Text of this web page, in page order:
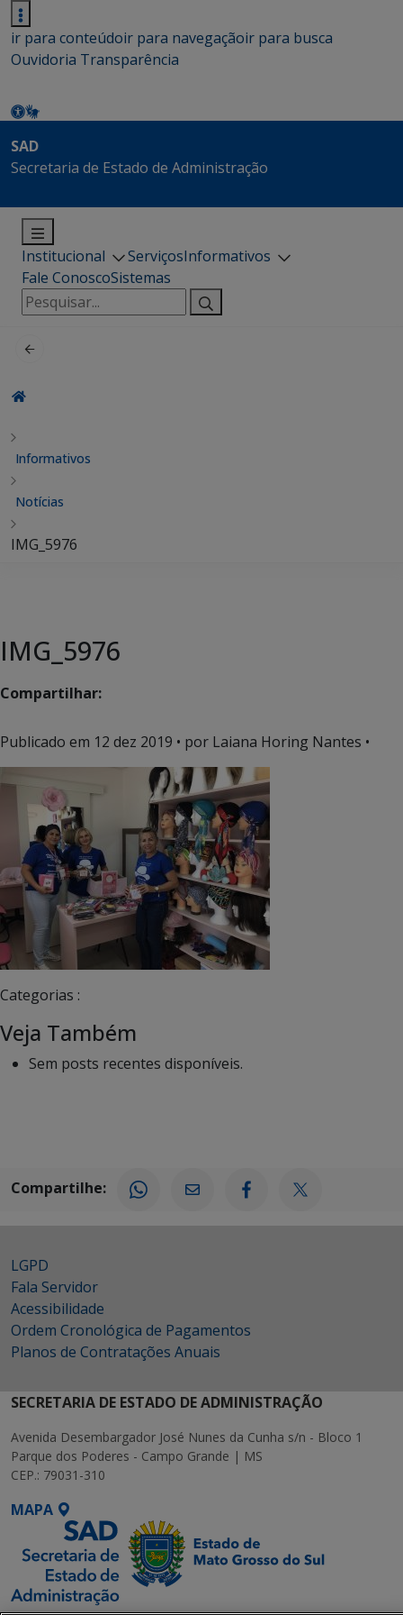
ir para conteúdoir para navegaçãoir para busca
Ouvidoria Transparência
SAD
Secretaria de Estado de Administração
Institucional ServiçosInformativos
Fale ConoscoSistemas
Pesquisar
por:
Informativos
Notícias
IMG_5976
IMG_5976
Compartilhar:
Publicado em 12 dez 2019 • por Laiana Horing Nantes •
Categorias :
Veja Também
Sem posts recentes disponíveis.
Compartilhe:
LGPD
Fala Servidor
Acessibilidade
Ordem Cronológica de Pagamentos
Planos de Contratações Anuais
SECRETARIA DE ESTADO DE ADMINISTRAÇÃO
Avenida Desembargador José Nunes da Cunha s/n - Bloco 1
Parque dos Poderes - Campo Grande | MS
CEP.: 79031-310
MAPA